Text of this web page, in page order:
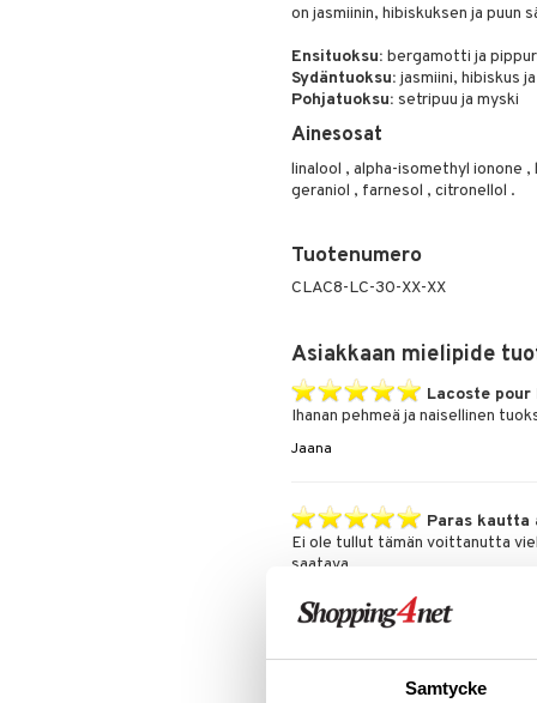
Samtycke
on jasmiinin, hibiskuksen ja puun
Ensituoksu: bergamotti ja
Sydäntuoksu: jasmiini, hibiskus
Pohjatuoksu: setripuu ja myski
Ainesosat
linalool , alpha-isomethyl ionone
geraniol , farnesol , citronellol .
Tuotenumero
CLAC8-LC-30-XX-XX
Asiakkaan mielipide
Lacoste pour
Ihanan pehmeä ja naisellinen
Jaana
Paras kautta
Ei ole tullut tämän voittanutta
saatava..
Sippe
tuoksu kiehtoo aina uudestaan ja